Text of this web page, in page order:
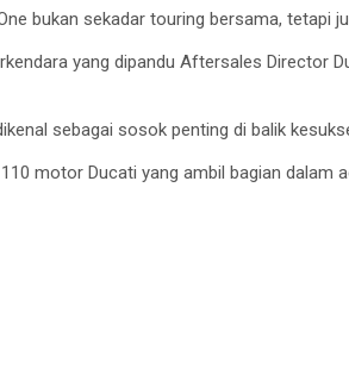
bukan sekadar touring bersama,
yang dipandu Aftersales Director
sebagai sosok penting di balik
motor Ducati yang ambil bagian dalam